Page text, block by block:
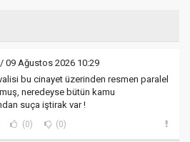
/ 09 Ağustos 2026 10:29
bu cinayet üzerinden resmen paralel
neredeyse bütün kamu
suça iştirak var !
(0) (0)